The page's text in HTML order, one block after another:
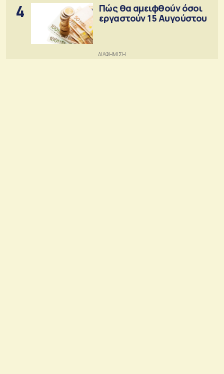
4
Πώς θα αμειφθούν όσοι
εργαστούν 15 Αυγούστου